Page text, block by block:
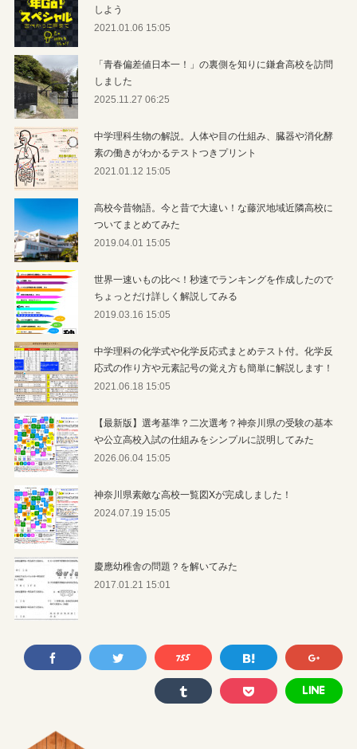
しよう
2021.01.06 15:05
「青春偏差値日本一！」の裏側を知りに鎌倉高校を訪問
しました
2025.11.27 06:25
中学理科生物の解説。人体や目の仕組み、臓器や消化酵
素の働きがわかるテストつきプリント
2021.01.12 15:05
高校今昔物語。今と昔で大違い！な藤沢地域近隣高校に
ついてまとめてみた
2019.04.01 15:05
世界一速いもの比べ！秒速でランキングを作成したので
ちょっとだけ詳しく解説してみる
2019.03.16 15:05
中学理科の化学式や化学反応式まとめテスト付。化学反
応式の作り方や元素記号の覚え方も簡単に解説します！
2021.06.18 15:05
【最新版】選考基準？二次選考？神奈川県の受験の基本
や公立高校入試の仕組みをシンプルに説明してみた
2026.06.04 15:05
神奈川県素敵な高校一覧図Xが完成しました！
2024.07.19 15:05
慶應幼稚舎の問題？を解いてみた
2017.01.21 15:01